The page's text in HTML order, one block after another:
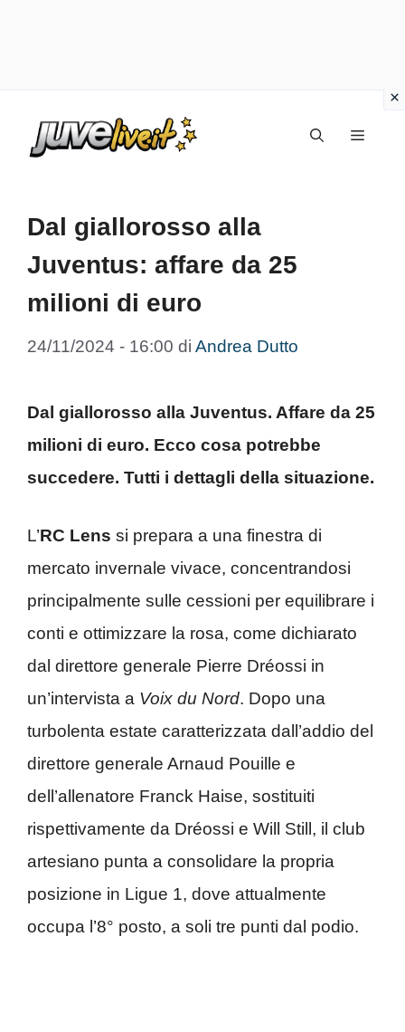
Menu
Dal giallorosso alla
Juventus: affare da 25
milioni di euro
24/11/2024 - 16:00 di Andrea Dutto
Dal giallorosso alla Juventus. Affare da 25
milioni di euro. Ecco cosa potrebbe
succedere. Tutti i dettagli della situazione.
L’RC Lens si prepara a una finestra di
mercato invernale vivace, concentrandosi
principalmente sulle cessioni per equilibrare i
conti e ottimizzare la rosa, come dichiarato
dal direttore generale Pierre Dréossi in
un’intervista a Voix du Nord. Dopo una
turbolenta estate caratterizzata dall’addio del
direttore generale Arnaud Pouille e
dell’allenatore Franck Haise, sostituiti
rispettivamente da Dréossi e Will Still, il club
artesiano punta a consolidare la propria
posizione in Ligue 1, dove attualmente
occupa l’8° posto, a soli tre punti dal podio.